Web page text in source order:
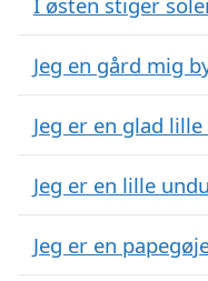
Jeg en gård mig
Jeg er en glad
Jeg er en lille
Jeg er en